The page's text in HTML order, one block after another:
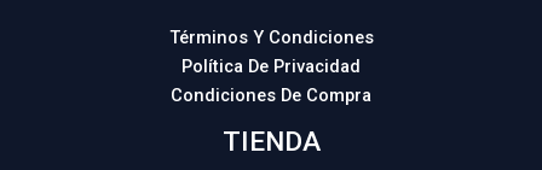
Términos Y Condiciones
Política De Privacidad
Condiciones De Compra
TIENDA